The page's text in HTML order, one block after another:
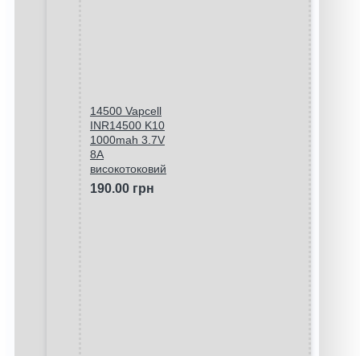
14500 Vapcell
INR14500 K10
1000mah 3.7V
8A
високотоковий
190.00 грн